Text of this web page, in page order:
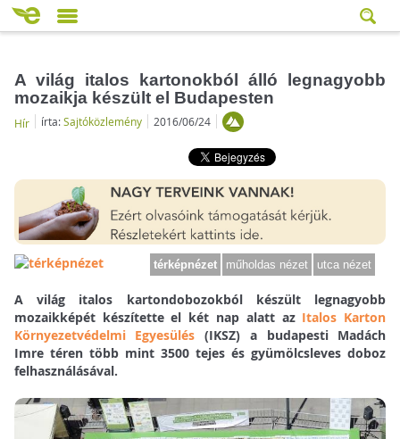
A világ italos kartonokból álló legnagyobb
mozaikja készült el Budapesten
Hír írta:Sajtóközlemény 2016/06/24
térképnézet műholdas nézet utca nézet
A világ italos kartondobozokból készült legnagyobb
mozaikképét készítette el két nap alatt az Italos Karton
Környezetvédelmi Egyesülés (IKSZ) a budapesti Madách
Imre téren több mint 3500 tejes és gyümölcsleves doboz
felhasználásával.